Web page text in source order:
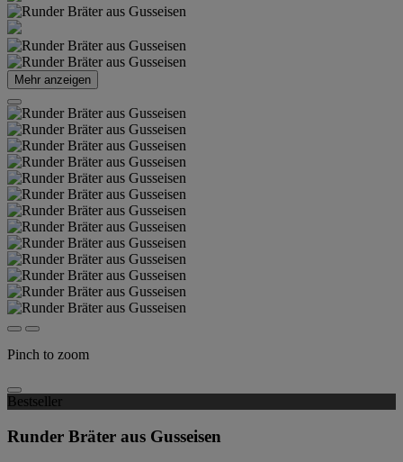
Mehr anzeigen
Pinch to zoom
Bestseller
Runder Bräter aus Gusseisen